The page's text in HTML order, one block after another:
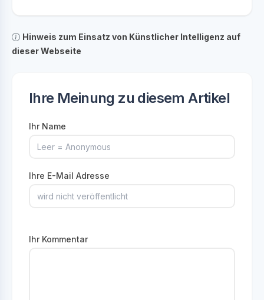
Hinweis zum Einsatz von Künstlicher Intelligenz auf
dieser Webseite
Ihre Meinung zu diesem Artikel
Ihr Name
Ihre E-Mail Adresse
Ihr Kommentar